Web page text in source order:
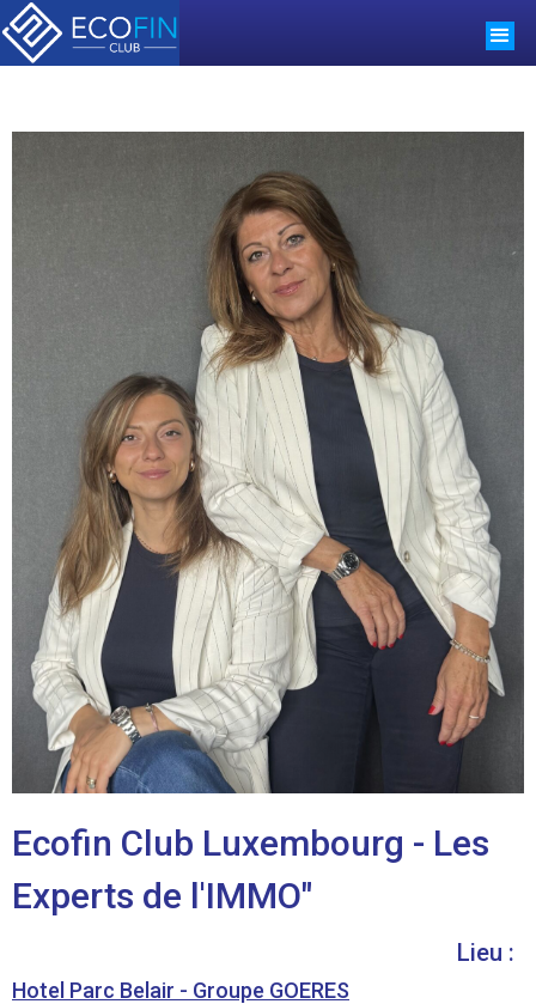
Ecofin Club Luxembourg - Les
Experts de l'IMMO"
Lieu :
Hotel Parc Belair - Groupe GOERES